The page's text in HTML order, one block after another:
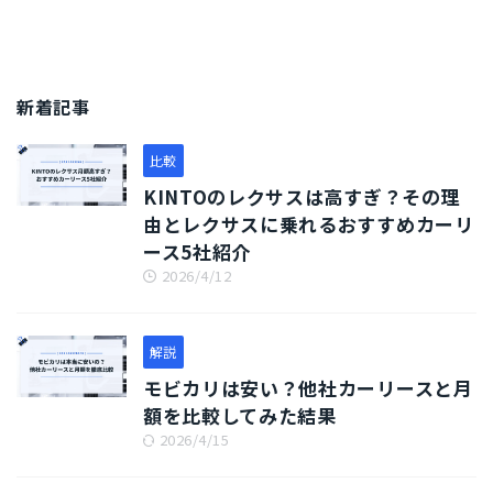
でしょう。 何らかの理由によっ
て信用情報に傷が付くと、通常
のマイカーローンの審査は通り
ません。一方で自社ローンな
ら、ブラックでも審査に通り中
古 ...
ンテナンスも任せられます。 一
...
新着記事
比較
KINTOのレクサスは高すぎ？その理
由とレクサスに乗れるおすすめカーリ
ース5社紹介
2026/4/12
解説
モビカリは安い？他社カーリースと月
額を比較してみた結果
2026/4/15